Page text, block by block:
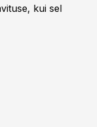
kui sel